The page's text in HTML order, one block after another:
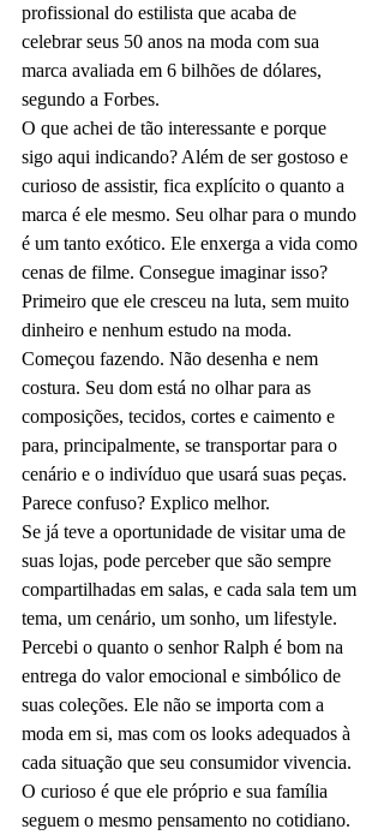
profissional do estilista que acaba de
celebrar seus 50 anos na moda com sua
marca avaliada em 6 bilhões de dólares,
segundo a Forbes.
O que achei de tão interessante e porque
sigo aqui indicando? Além de ser gostoso e
curioso de assistir, fica explícito o quanto a
marca é ele mesmo. Seu olhar para o mundo
é um tanto exótico. Ele enxerga a vida como
cenas de filme. Consegue imaginar isso?
Primeiro que ele cresceu na luta, sem muito
dinheiro e nenhum estudo na moda.
Começou fazendo. Não desenha e nem
costura. Seu dom está no olhar para as
composições, tecidos, cortes e caimento e
para, principalmente, se transportar para o
cenário e o indivíduo que usará suas peças.
Parece confuso? Explico melhor.
Se já teve a oportunidade de visitar uma de
suas lojas, pode perceber que são sempre
compartilhadas em salas, e cada sala tem um
tema, um cenário, um sonho, um lifestyle.
Percebi o quanto o senhor Ralph é bom na
entrega do valor emocional e simbólico de
suas coleções. Ele não se importa com a
moda em si, mas com os looks adequados à
cada situação que seu consumidor vivencia.
O curioso é que ele próprio e sua família
seguem o mesmo pensamento no cotidiano.